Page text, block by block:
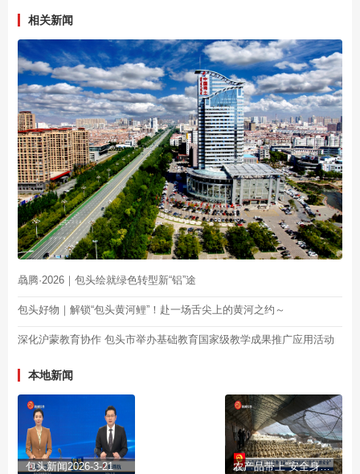
相关新闻
骉腾·2026｜包头绘就绿色转型新“铝”途
包头好物｜解锁“包头黄河鲤”！赴一场舌尖上的黄河之约～
深化沪蒙教育协作 包头市举办基础教育国家级教学成果推广应用活动
本地新闻
包头新闻2026-3-21 农产品带上“安全身份证” 守护市民“舌尖上的安全”